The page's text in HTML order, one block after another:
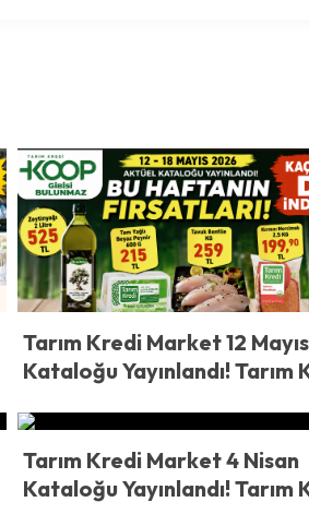
Tarım Kredi Market 12
Kataloğu Yayınlandı! Tarım
Bonfile, Zeytinyağı ve Dev
Ürünler Raflarda
Tarım Kredi Market 4 Nisan
Kataloğu Yayınlandı! Tarım